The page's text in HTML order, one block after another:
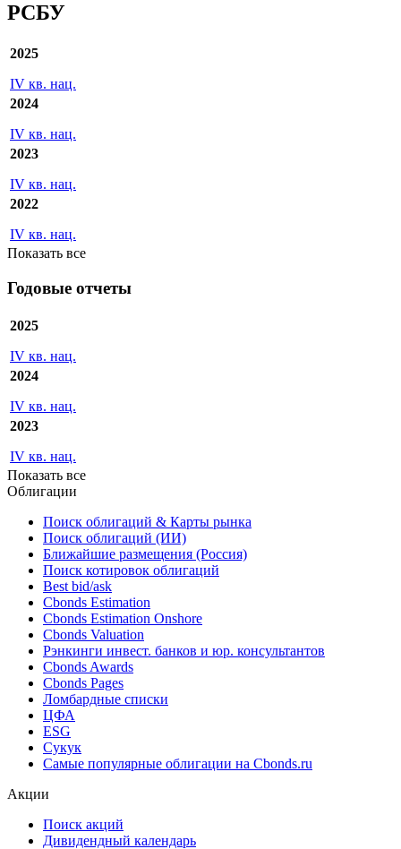
РСБУ
2025
IV кв. нац.
2024
IV кв. нац.
2023
IV кв. нац.
2022
IV кв. нац.
Показать все
Годовые отчеты
2025
IV кв. нац.
2024
IV кв. нац.
2023
IV кв. нац.
Показать все
Облигации
Поиск облигаций & Карты рынка
Поиск облигаций (ИИ)
Ближайшие размещения (Россия)
Поиск котировок облигаций
Best bid/ask
Cbonds Estimation
Cbonds Estimation Onshore
Cbonds Valuation
Рэнкинги инвест. банков и юр. консультантов
Cbonds Awards
Cbonds Pages
Ломбардные списки
ЦФА
ESG
Сукук
Самые популярные облигации на Cbonds.ru
Акции
Поиск акций
Дивидендный календарь